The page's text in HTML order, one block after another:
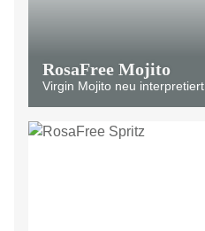
RosaFree Mojito
Virgin Mojito neu interpretiert